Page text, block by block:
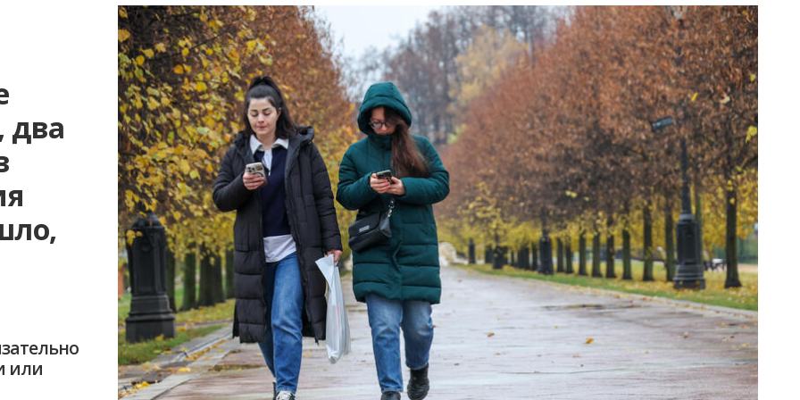
два
или